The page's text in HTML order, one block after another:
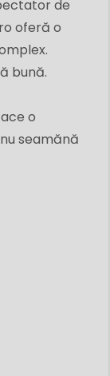
de
oferă o
bună.
o
seamănă